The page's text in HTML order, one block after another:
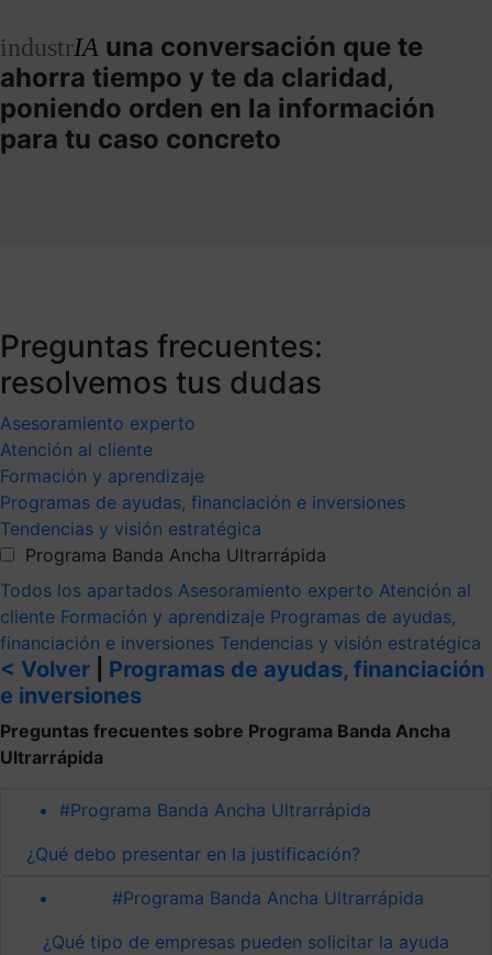
industrIA una conversación que te
ahorra tiempo y te da claridad,
poniendo orden en la información
para tu caso concreto
Preguntas frecuentes:
resolvemos tus dudas
Asesoramiento experto
Atención al cliente
Formación y aprendizaje
Programas de ayudas, financiación e inversiones
Tendencias y visión estratégica
Programa Banda Ancha Ultrarrápida
Todos los apartados Asesoramiento experto Atención al
cliente Formación y aprendizaje Programas de ayudas,
financiación e inversiones Tendencias y visión estratégica
< Volver
Programas de ayudas, financiación
e inversiones
Preguntas frecuentes sobre Programa Banda Ancha
Ultrarrápida
#Programa Banda Ancha Ultrarrápida
¿Qué debo presentar en la justificación?
#Programa Banda Ancha Ultrarrápida
¿Qué tipo de empresas pueden solicitar la ayuda